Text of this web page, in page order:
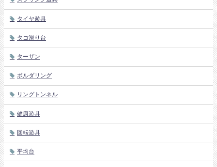
タイヤ遊具
タコ滑り台
ターザン
ボルダリング
リングトンネル
健康遊具
回転遊具
平均台